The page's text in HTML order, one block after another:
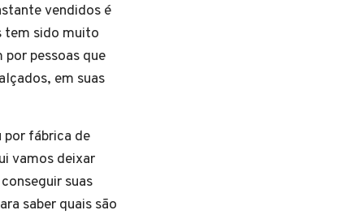
vendidos é
tem sido muito
pessoas que
em suas
por fábrica de
vamos deixar
suas
saber quais são